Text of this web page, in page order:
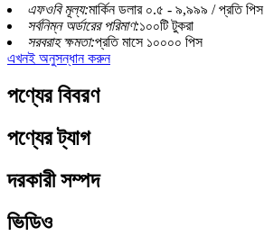
এফওবি মূল্য:মার্কিন ডলার ০.৫ - ৯,৯৯৯ / প্রতি পিস
সর্বনিম্ন অর্ডারের পরিমাণ:১০০টি টুকরা
সরবরাহ ক্ষমতা:প্রতি মাসে ১০০০০ পিস
এখনই অনুসন্ধান করুন
পণ্যের বিবরণ
পণ্যের ট্যাগ
দরকারী সম্পদ
ভিডিও